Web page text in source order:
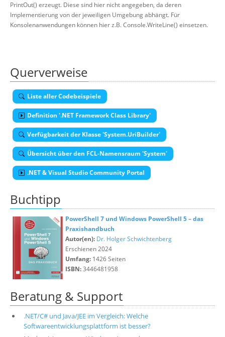
PrintOut() erzeugt. Diese sind hier nicht angegeben, da deren
Implementierung von der jeweiligen Umgebung abhängt. Für
Konsolenanwendungen können hier z.B. Console.WriteLine() einsetzen.
Querverweise
Liste aller Codebeispiele
Definition '.NET Framework Class Library'
Verfügbarkeit der Klasse 'System.UriBuilder'
Übersicht über den FCL-Namensraum 'System'
.NET & Visual Studio Community Portal
Buchtipp
PowerShell 7 und Windows PowerShell 5 – das
Praxishandbuch
Autor(en): Dr. Holger Schwichtenberg
Erschienen 2024
Umfang: 1426 Seiten
ISBN:3446481958
Beratung & Support
.NET/C# und Java/JEE im Vergleich: Welche
Softwareentwicklungsplattform ist besser?